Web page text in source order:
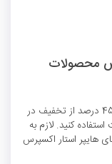
محصولات
تا سقف 45 درصد از تخفیف در
کنید. لازم به
هایپر استار اکسپرس